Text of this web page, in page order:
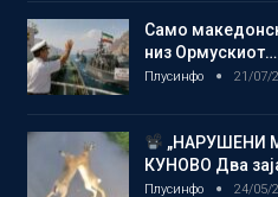
Само
низ Ормускиот…
Плусинфо 21/07/
„НАРУШЕНИ
КУНОВО Два
Плусинфо 24/05/